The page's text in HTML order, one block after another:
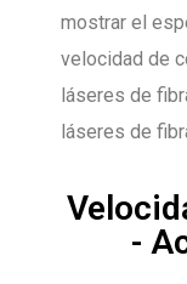
mostrar el
velocidad de
láseres de
láseres de
-